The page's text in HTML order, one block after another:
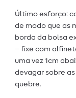
Último esforço:
de modo que as
borda da bolsa
– fixe com
uma vez 1cm
devagar sobre
quebre.